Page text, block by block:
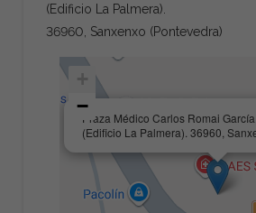
(Edificio La Palmera).
36960, Sanxenxo (Pontevedra)
Praza Médico Carlos Romai
(Edificio La Palmera). 36960,
−